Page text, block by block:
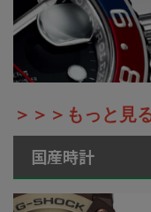
＞＞＞もっと見
国産時計